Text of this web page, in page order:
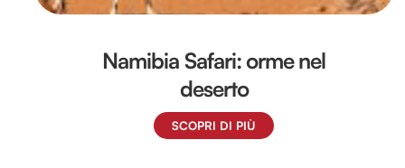
Namibia Safari: orme nel
deserto
SCOPRI DI PIÙ